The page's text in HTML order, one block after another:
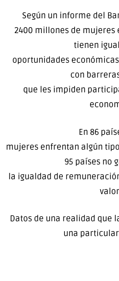
Según un informe del
2400 millones de mujeres
tienen
oportunidades
con
que les impiden
En 86
mujeres enfrentan algún
95 países no
la igualdad de
Datos de una realidad que
una